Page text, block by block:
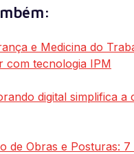
e Medicina do
com tecnologia IPM
digital simplifica a
de Obras e Posturas: